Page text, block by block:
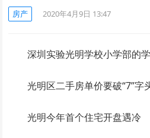
房产 2020年4月9日 13:47
深圳实验光明学校小学部的
光明区二手房单价要破“7”字
光明今年首个住宅开盘遇冷